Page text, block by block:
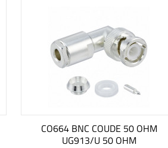
CO664 BNC COUDE 50 OHM
UG913/U 50 OHM